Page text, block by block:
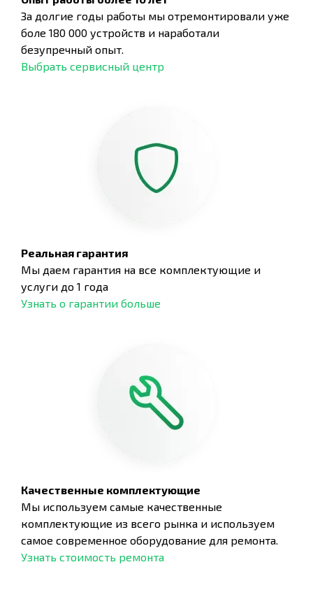
За долгие годы работы мы отремонтировали уже
боле 180 000 устройств и наработали
безупречный опыт.
Выбрать сервисный центр
Реальная гарантия
Мы даем гарантия на все комплектующие и
услуги до 1 года
Узнать о гарантии больше
Качественные комплектующие
Мы используем самые качественные
комплектующие из всего рынка и используем
самое современное оборудование для ремонта.
Узнать стоимость ремонта